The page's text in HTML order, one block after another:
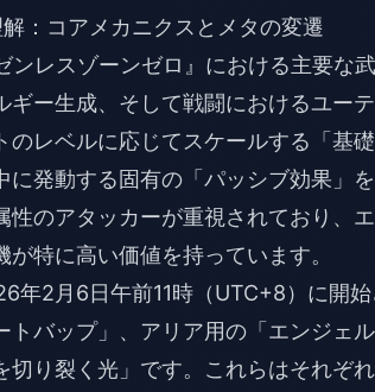
：コアメカニクスとメタの変遷
レスゾーンゼロ』における主要な
ギー生成、そして戦闘におけるユー
のレベルに応じてスケールする「基
に発動する固有の「パッシブ効果」
性のアタッカーが重視されており、
特に高い価値を持っています。
年2月6日午前11時（UTC+8）に開
トバップ」、アリア用の「エンジェ
切り裂く光」です。これらはそれぞ